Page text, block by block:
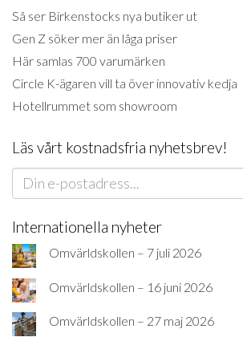
Så ser Birkenstocks nya butiker ut
Gen Z söker mer än låga priser
Här samlas 700 varumärken
Circle K-ägaren vill ta över innovativ kedja
Hotellrummet som showroom
Läs vårt kostnadsfria nyhetsbrev!
Internationella nyheter
Omvärldskollen – 7 juli 2026
Omvärldskollen – 16 juni 2026
Omvärldskollen – 27 maj 2026